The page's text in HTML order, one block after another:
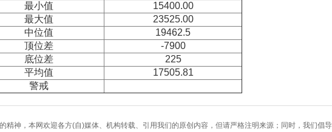
最小值
15400.00
最大值
23525.00
中位值
19462.5
顶位差
-7900
底位差
225
平均值
17505.81
警戒
精神，本网欢迎各方(自)媒体、机构转载、引用我们的原创内容，但请严格注明来源；同时，我们倡导